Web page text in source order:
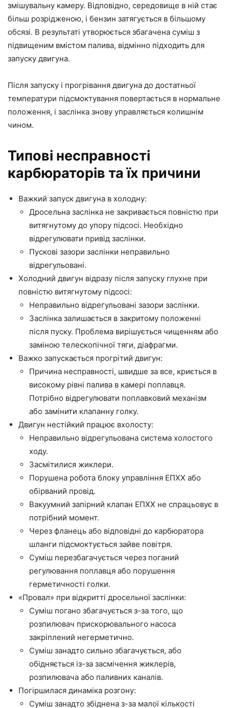
змішувальну камеру. Відповідно, середовище в ній стає
більш розрідженою, і бензин затягується в більшому
обсязі. В результаті утворюється збагачена суміш з
підвищеним вмістом палива, відмінно підходить для
запуску двигуна.
Після запуску і прогрівання двигуна до достатньої
температури підсмоктування повертається в нормальне
положення, і заслінка знову управляється колишнім
чином.
Типові несправності
карбюраторів та їх причини
Важкий запуск двигуна в холодну:
Дросельна заслінка не закривається повністю при
витягнутому до упору підсосі. Необхідно
відрегулювати привід заслінки.
Пускові зазори заслінки неправильно
відрегульовані.
Холодний двигун відразу після запуску глухне при
повністю витягнутому підсосі:
Неправильно відрегульовані зазори заслінки.
Заслінка залишається в закритому положенні
після пуску. Проблема вирішується чищенням або
заміною телескопічної тяги, діафрагми.
Важко запускається прогрітий двигун:
Причина несправності, швидше за все, криється в
високому рівні палива в камері поплавця.
Потрібно відрегулювати поплавковий механізм
або замінити клапанну голку.
Двигун нестійкий працює вхолосту:
Неправильно відрегульована система холостого
ходу.
Засмітилися жиклери.
Порушена робота блоку управління ЕПХХ або
обірваний провід.
Вакуумний запірний клапан ЕПХХ не спрацьовує в
потрібний момент.
Через фланець або відповідні до карбюратора
шланги підсмоктується зайве повітря.
Суміш перезбагачується через поганий
регулювання поплавця або порушення
герметичності голки.
«Провал» при відкритті дросельної заслінки:
Суміш погано збагачується з-за того, що
розпилювач прискорювального насоса
закріплений негерметично.
Суміш занадто сильно збагачується, або
обідняється із-за засмічення жиклерів,
розпилювача або паливних каналів.
Погіршилася динаміка розгону:
Суміш занадто збіднена з-за малої кількості